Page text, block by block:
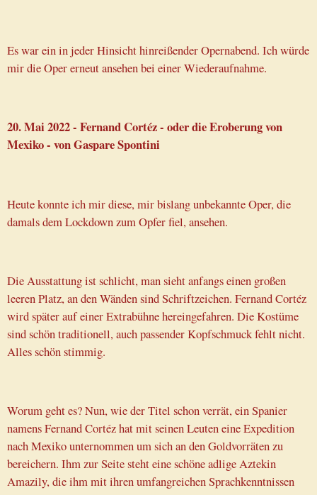
Es war ein in jeder Hinsicht hinreißender Opernabend. Ich würde
mir die Oper erneut ansehen bei einer Wiederaufnahme.
20. Mai 2022 - Fernand Cortéz - oder die Eroberung von
Mexiko - von Gaspare Spontini
Heute konnte ich mir diese, mir bislang unbekannte Oper, die
damals dem Lockdown zum Opfer fiel, ansehen.
Die Ausstattung ist schlicht, man sieht anfangs einen großen
leeren Platz, an den Wänden sind Schriftzeichen. Fernand Cortéz
wird später auf einer Extrabühne hereingefahren. Die Kostüme
sind schön traditionell, auch passender Kopfschmuck fehlt nicht.
Alles schön stimmig.
Worum geht es? Nun, wie der Titel schon verrät, ein Spanier
namens Fernand Cortéz hat mit seinen Leuten eine Expedition
nach Mexiko unternommen um sich an den Goldvorräten zu
bereichern. Ihm zur Seite steht eine schöne adlige Aztekin
Amazily, die ihm mit ihren umfangreichen Sprachkenntnissen